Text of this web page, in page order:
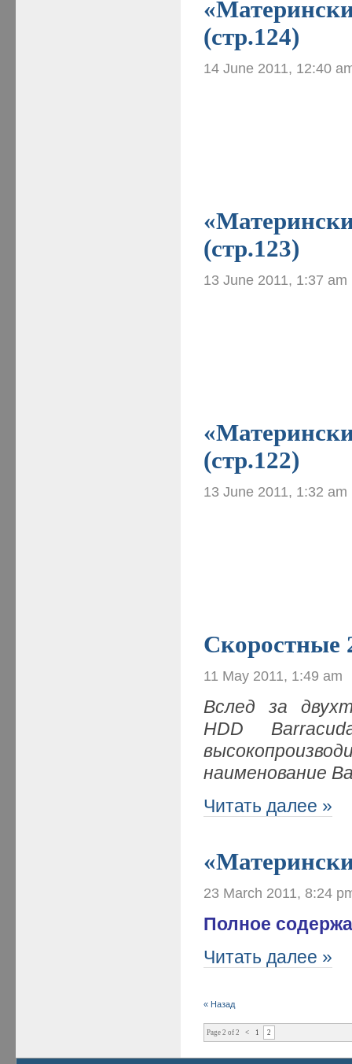
(стр.124)
14 June 2011, 12:40
(стр.123)
13 June 2011, 1:37 am
(стр.122)
13 June 2011, 1:32 am
Скоростные
11 May 2011, 1:49 am
Вслед за
HDD
наименование
Читать далее »
23 March 2011, 8:24
Полное
Читать далее »
« Назад
Page 2 of 2 < 1 2